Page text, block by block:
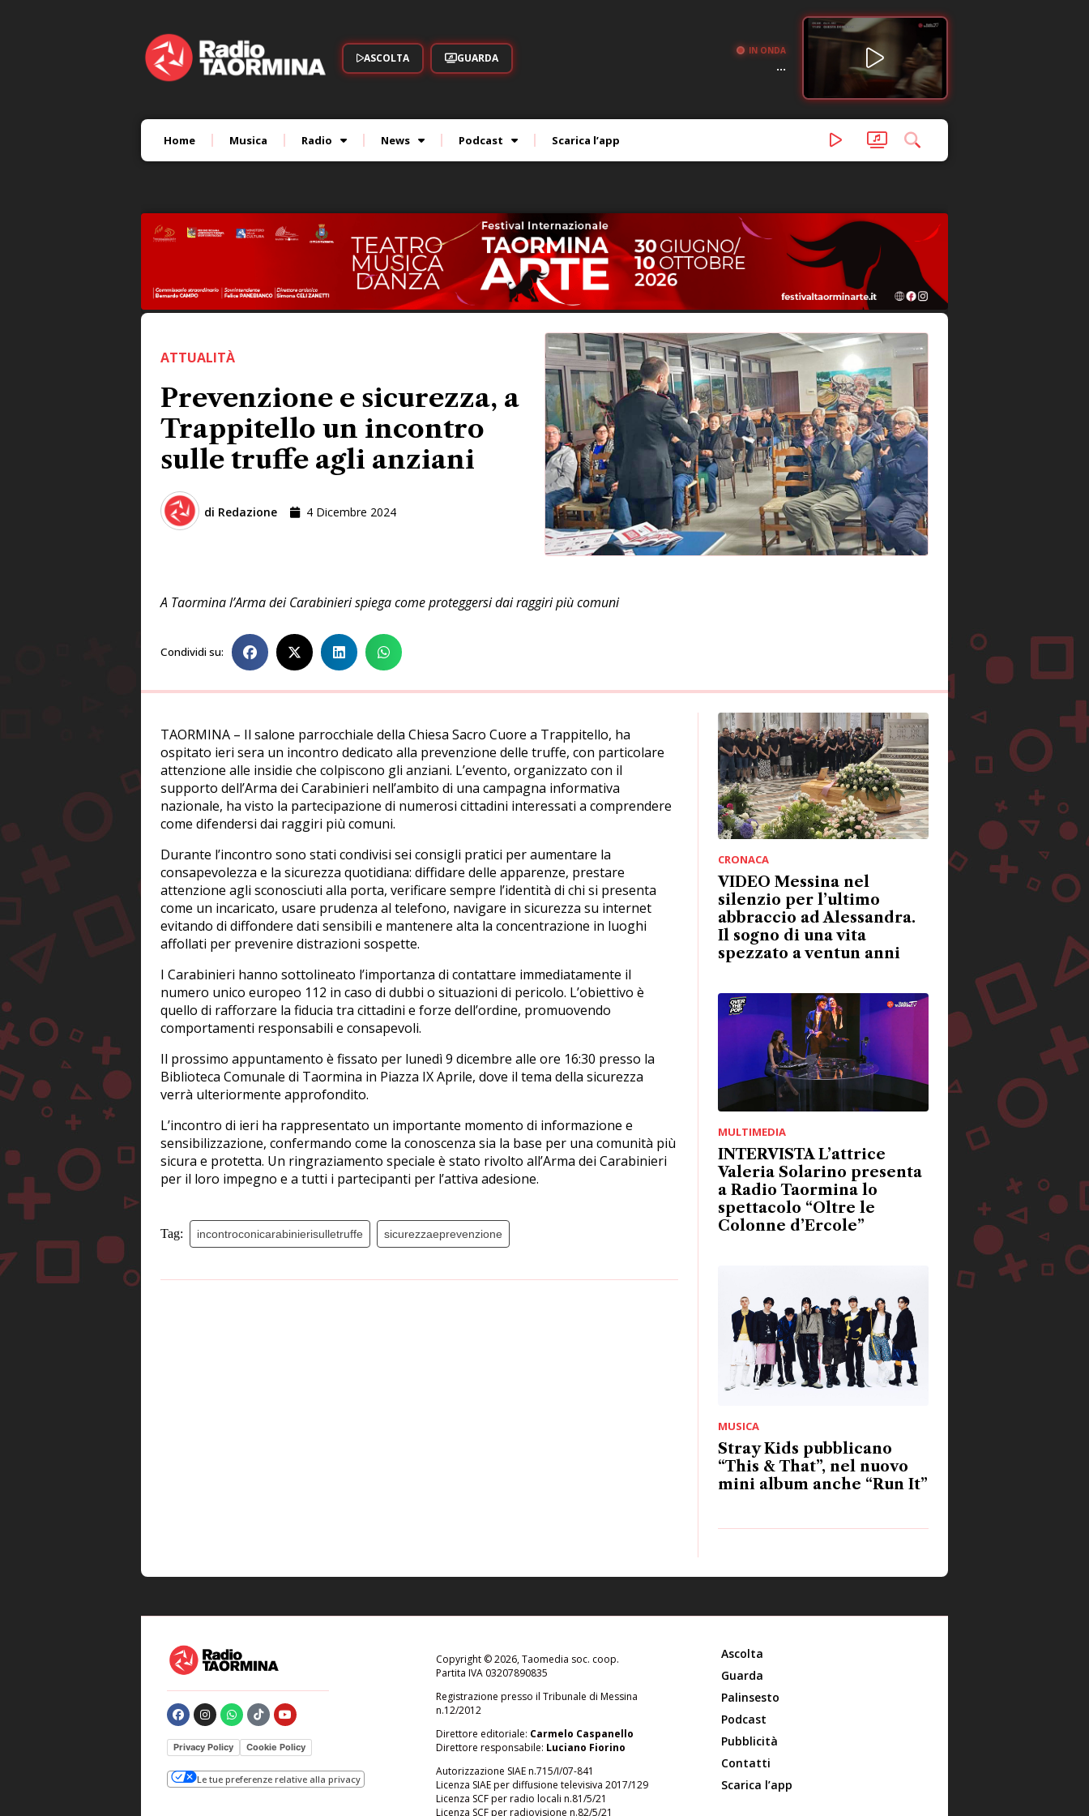
ASCOLTA GUARDA
IN ONDA
...
Home Musica Radio News Podcast Scarica l’app
ATTUALITÀ
Prevenzione e sicurezza, a
Trappitello un incontro
sulle truffe agli anziani
di Redazione 4 Dicembre 2024
A Taormina l’Arma dei Carabinieri spiega come proteggersi dai raggiri più comuni
Condividi su:
TAORMINA – Il salone parrocchiale della Chiesa Sacro Cuore a Trappitello, ha
ospitato ieri sera un incontro dedicato alla prevenzione delle truffe, con particolare
attenzione alle insidie che colpiscono gli anziani. L’evento, organizzato con il
supporto dell’Arma dei Carabinieri nell’ambito di una campagna informativa
nazionale, ha visto la partecipazione di numerosi cittadini interessati a comprendere
come difendersi dai raggiri più comuni.
Durante l’incontro sono stati condivisi sei consigli pratici per aumentare la
consapevolezza e la sicurezza quotidiana: diffidare delle apparenze, prestare
attenzione agli sconosciuti alla porta, verificare sempre l’identità di chi si presenta
come un incaricato, usare prudenza al telefono, navigare in sicurezza su internet
evitando di diffondere dati sensibili e mantenere alta la concentrazione in luoghi
affollati per prevenire distrazioni sospette.
I Carabinieri hanno sottolineato l’importanza di contattare immediatamente il
numero unico europeo 112 in caso di dubbi o situazioni di pericolo. L’obiettivo è
quello di rafforzare la fiducia tra cittadini e forze dell’ordine, promuovendo
comportamenti responsabili e consapevoli.
Il prossimo appuntamento è fissato per lunedì 9 dicembre alle ore 16:30 presso la
Biblioteca Comunale di Taormina in Piazza IX Aprile, dove il tema della sicurezza
verrà ulteriormente approfondito.
L’incontro di ieri ha rappresentato un importante momento di informazione e
sensibilizzazione, confermando come la conoscenza sia la base per una comunità più
sicura e protetta. Un ringraziamento speciale è stato rivolto all’Arma dei Carabinieri
per il loro impegno e a tutti i partecipanti per l’attiva adesione.
Tag: incontroconicarabinierisulletruffe sicurezzaeprevenzione
CRONACA
VIDEO Messina nel
silenzio per l’ultimo
abbraccio ad Alessandra.
Il sogno di una vita
spezzato a ventun anni
MULTIMEDIA
INTERVISTA L’attrice
Valeria Solarino presenta
a Radio Taormina lo
spettacolo “Oltre le
Colonne d’Ercole”
MUSICA
Stray Kids pubblicano
“This & That”, nel nuovo
mini album anche “Run It”
Privacy Policy Cookie Policy
Le tue preferenze relative alla privacy
Copyright © 2026, Taomedia soc. coop.
Partita IVA 03207890835
Registrazione presso il Tribunale di Messina
n.12/2012
Direttore editoriale: Carmelo Caspanello
Direttore responsabile: Luciano Fiorino
Autorizzazione SIAE n.715/I/07-841
Licenza SIAE per diffusione televisiva 2017/129
Licenza SCF per radio locali n.81/5/21
Licenza SCF per radiovisione n.82/5/21
Ascolta
Guarda
Palinsesto
Podcast
Pubblicità
Contatti
Scarica l’app